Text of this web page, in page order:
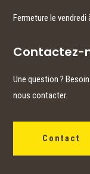
Fermeture le vendredi
Contactez-
Une question ?
nous contacter.
Contact